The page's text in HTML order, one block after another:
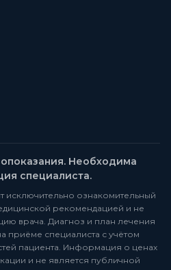
Необходима
специалиста.
исключительно ознакомительный
рекомендацией и не
врача. Диагноз и план лечения
приёме специалиста с учётом
пациента. Информация о ценах
и не является публичной